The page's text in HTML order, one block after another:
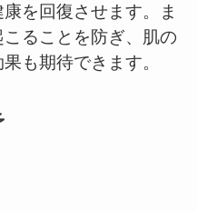
を回復させます。ま
ることを防ぎ、肌の
も期待できます。